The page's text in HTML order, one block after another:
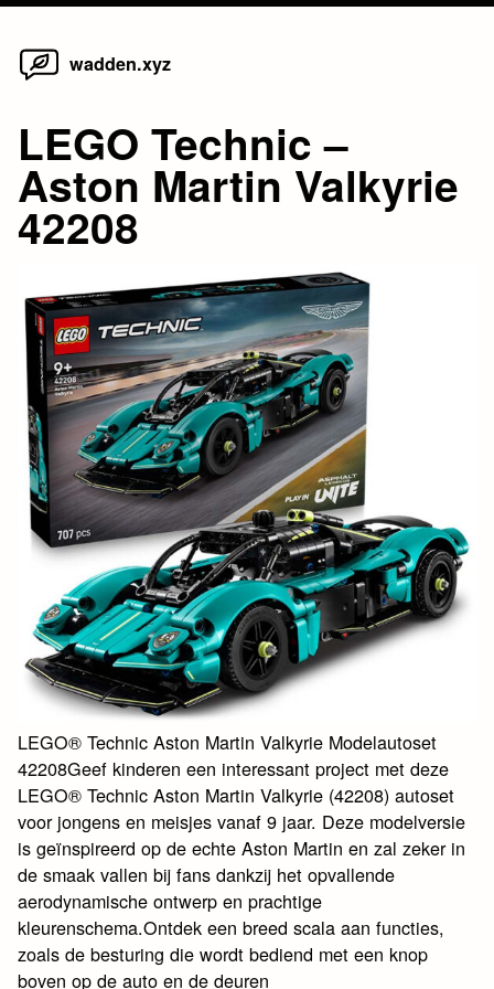
Skip
wadden.xyz
LEGO Technic –
Aston Martin Valkyrie
42208
LEGO® Technic Aston Martin Valkyrie Modelautoset
42208Geef kinderen een interessant project met deze
LEGO® Technic Aston Martin Valkyrie (42208) autoset
voor jongens en meisjes vanaf 9 jaar. Deze modelversie
is geïnspireerd op de echte Aston Martin en zal zeker in
de smaak vallen bij fans dankzij het opvallende
aerodynamische ontwerp en prachtige
kleurenschema.Ontdek een breed scala aan functies,
zoals de besturing die wordt bediend met een knop
boven op de auto en de deuren